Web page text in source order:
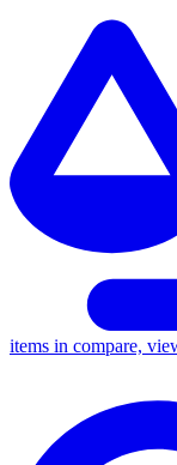
items in compare,